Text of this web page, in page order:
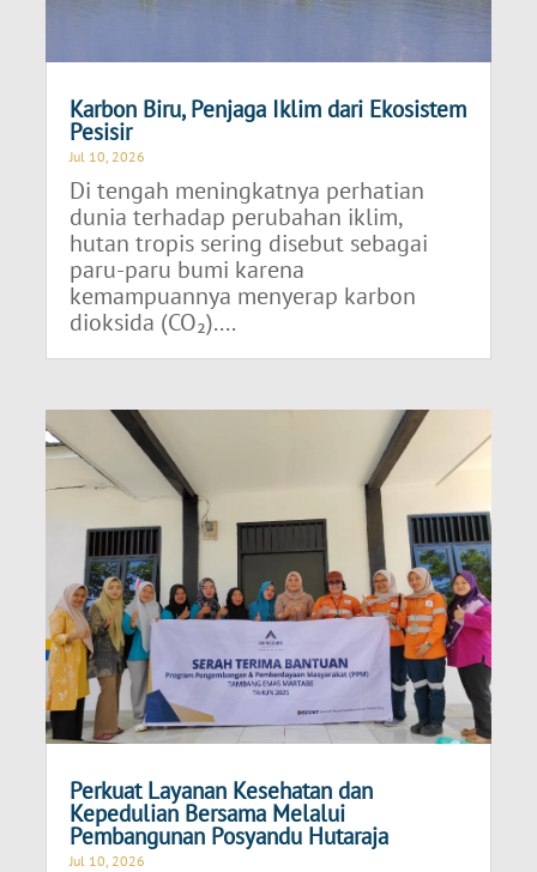
Karbon Biru, Penjaga Iklim dari Ekosistem
Pesisir
Jul 10, 2026
Di tengah meningkatnya perhatian
dunia terhadap perubahan iklim,
hutan tropis sering disebut sebagai
paru-paru bumi karena
kemampuannya menyerap karbon
dioksida (CO₂)....
Perkuat Layanan Kesehatan dan
Kepedulian Bersama Melalui
Pembangunan Posyandu Hutaraja
Jul 10, 2026